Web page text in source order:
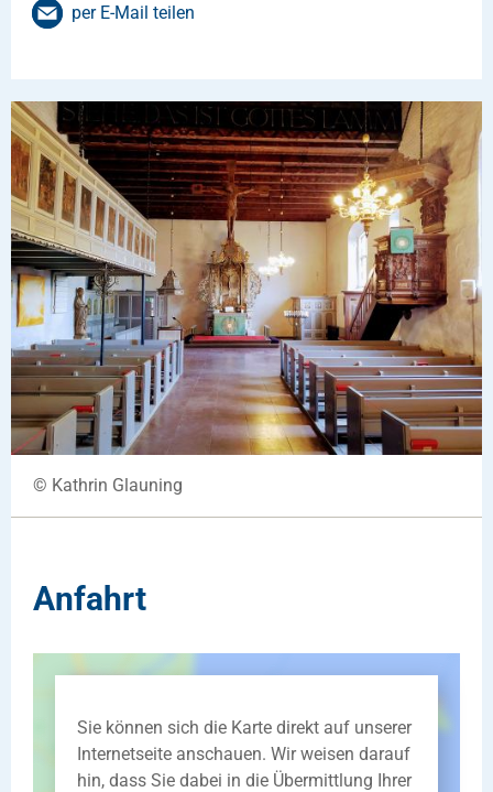
per E-Mail teilen
© Kathrin Glauning
Anfahrt
Sie können sich die Karte direkt auf unserer
Internetseite anschauen. Wir weisen darauf
hin, dass Sie dabei in die Übermittlung Ihrer